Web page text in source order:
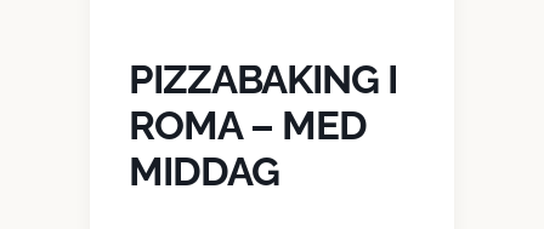
PIZZABAKING I
ROMA – MED
MIDDAG